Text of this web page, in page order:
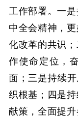
工作部署。一
中全会精神，
化改革的共识
作使命定位，
面；三是持续
织根基；四是
献策，全面提